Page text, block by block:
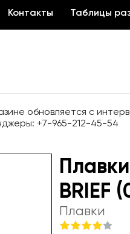
Контакты Таблицы
обновляется с
+7-965-212-45-54
BRIEF
Плавки